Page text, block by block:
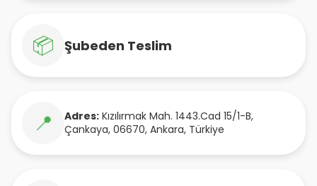
📦 Şubeden Teslim
📍 Adres: Kızılırmak Mah. 1443.Cad 15/1-B,
Çankaya, 06670, Ankara, Türkiye